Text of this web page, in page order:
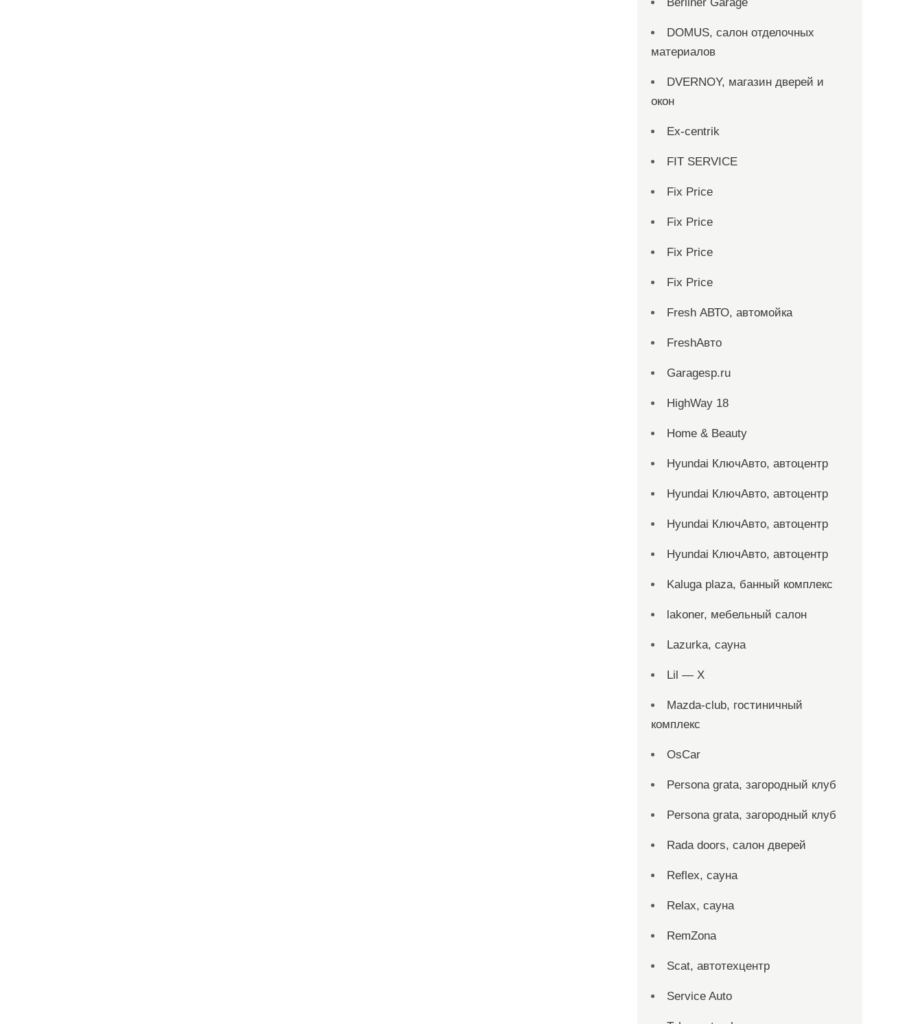
DOMUS, салон отделочных
материалов
DVERNOY, магазин дверей и
окон
Ex-centrik
FIT SERVICE
Fix Price
Fix Price
Fix Price
Fix Price
Fresh АВТО, автомойка
FreshАвто
Garagesp.ru
HighWay 18
Home & Beauty
Hyundai КлючАвто, автоцентр
Hyundai КлючАвто, автоцентр
Hyundai КлючАвто, автоцентр
Hyundai КлючАвто, автоцентр
Kaluga plaza, банный комплекс
lakoner, мебельный салон
Lazurka, сауна
Lil — X
Mazda-club, гостиничный
комплекс
OsCar
Persona grata, загородный клуб
Persona grata, загородный клуб
Rada doors, салон дверей
Reflex, сауна
Relax, сауна
RemZona
Scat, автотехцентр
Service Auto